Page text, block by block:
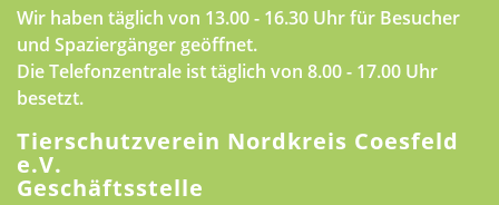
Wir haben täglich von 13.00 - 16.30 Uhr für Besucher
und Spaziergänger geöffnet.
Die Telefonzentrale ist täglich von 8.00 - 17.00 Uhr
besetzt.
Tierschutzverein Nordkreis Coesfeld
e.V.
Geschäftsstelle